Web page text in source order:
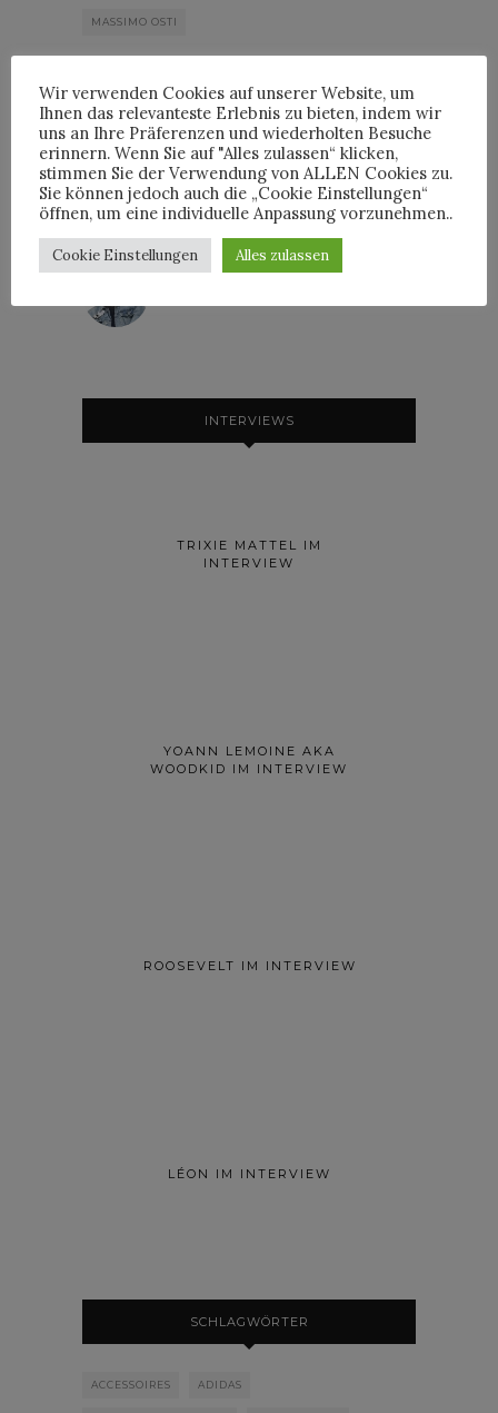
MASSIMO OSTI
By HORST
HORST
INTERVIEWS
TRIXIE MATTEL IM
INTERVIEW
YOANN LEMOINE AKA
WOODKID IM INTERVIEW
ROOSEVELT IM INTERVIEW
LÉON IM INTERVIEW
SCHLAGWÖRTER
ACCESSOIRES ADIDAS
Wir verwenden Cookies auf unserer Website, um
Ihnen das relevanteste Erlebnis zu bieten, indem wir
uns an Ihre Präferenzen und wiederholten Besuche
erinnern. Wenn Sie auf "Alles zulassen“ klicken,
stimmen Sie der Verwendung von ALLEN Cookies zu.
Sie können jedoch auch die „Cookie Einstellungen“
öffnen, um eine individuelle Anpassung vorzunehmen..
Cookie Einstellungen Alles zulassen